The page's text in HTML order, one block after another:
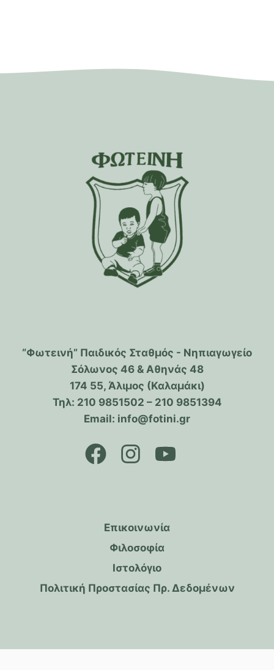
“Φωτεινή” Παιδικός Σταθμός - Νηπιαγωγείο
Σόλωνος 46 & Αθηνάς 48
174 55, Άλιμος (Καλαμάκι)
Τηλ: 210 9851502 – 210 9851394
Email: info@fotini.gr
Επικοινωνία
Φιλοσοφία
Ιστολόγιο
Πολιτική Προστασίας Πρ. Δεδομένων